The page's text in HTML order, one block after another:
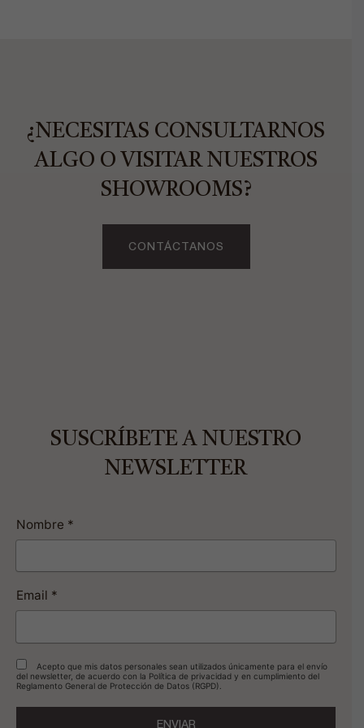
¿NECESITAS CONSULTARNOS
ALGO O VISITAR NUESTROS
SHOWROOMS?
CONTÁCTANOS
SUSCRÍBETE A NUESTRO
NEWSLETTER
Nombre *
Email *
Acepto que mis datos personales sean utilizados únicamente para el envío
del newsletter, de acuerdo con la Política de privacidad y en cumplimiento del
Reglamento General de Protección de Datos (RGPD).